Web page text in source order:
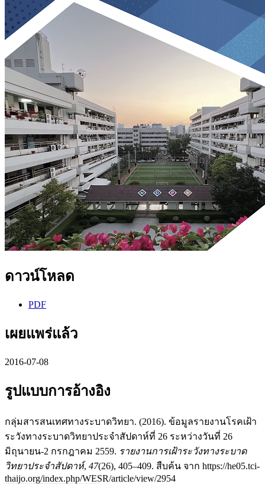
ดาวน์โหลด
PDF
เผยแพร่แล้ว
2016-07-08
รูปแบบการอ้างอิง
กลุ่มสารสนเทศทางระบาดวิทยา. (2016). ข้อมูลรายงานโรคเฝ้า
ระวังทางระบาดวิทยาประจำสัปดาห์ที่ 26 ระหว่างวันที่ 26
มิถุนายน-2 กรกฎาคม 2559. รายงานการเฝ้าระวังทางระบาด
วิทยาประจำสัปดาห์, 47(26), 405–409. สืบค้น จาก https://he05.tci-
thaijo.org/index.php/WESR/article/view/2954